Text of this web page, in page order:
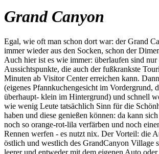
Grand Canyon
Egal, wie oft man schon dort war: der Grand
immer wieder aus den Socken, schon der
Auch hier ist es wie immer: überlaufen sind nur
Aussichtspunkte, die auch der fußkrankste
Minuten ab Visitor Center erreichen kann.
(eigenes Pfannkuchengesicht im Vordergrund,
überhaupt- klein im Hintergrund) und schnell
wie wenig Leute tatsächlich Sinn für die
haben und diese genießen können: da kann
noch so orange-rot-lila verfärben und noch
Rennen werfen - es nutzt nix. Der Vorteil: die
östlich und westlich des GrandCanyon Village